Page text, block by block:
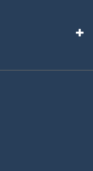
Instagram